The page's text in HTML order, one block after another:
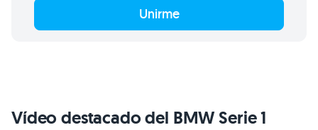
Unirme
Vídeo destacado del BMW Serie 1